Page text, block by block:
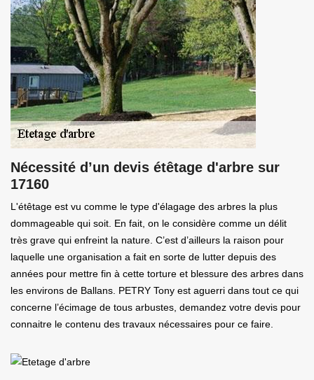
Nécessité d’un devis étêtage d'arbre sur
17160
L'étêtage est vu comme le type d'élagage des arbres la plus
dommageable qui soit. En fait, on le considère comme un délit
très grave qui enfreint la nature. C’est d’ailleurs la raison pour
laquelle une organisation a fait en sorte de lutter depuis des
années pour mettre fin à cette torture et blessure des arbres dans
les environs de Ballans. PETRY Tony est aguerri dans tout ce qui
concerne l’écimage de tous arbustes, demandez votre devis pour
connaitre le contenu des travaux nécessaires pour ce faire.